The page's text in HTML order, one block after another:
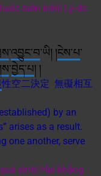
biên kiến| Lý do
་འབྱུང་བ་ཡི། །ངེས་པ་
་བྱེད་པ། །
性空二決定 無礙相互
by an
arises as a result.
one another, serve
sinh| Hai khẳng